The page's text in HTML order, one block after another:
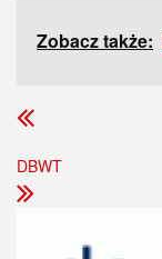
Zobacz także:
DBWT